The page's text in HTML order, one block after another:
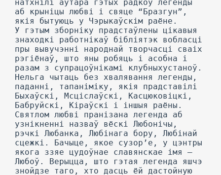
натхнілі аўтара гэтых радкоў легенды
аб крыніцы любві і свяце “Бразгун”,
якія бытуюць у Чэрыкаўскім раёне.
У гэтым зборніку прадстаўлены цікавыя
знаходкі работнікаў бібліятэк вобласці
пры вывучэнні народнай творчасці сваіх
рэгіёнаў, што яны робяць і асобна і
разам з супрацоўнікамі клубныхустаноў.
Нельга чытаць без хвалявання легенды,
паданні, тапаніміку, якія прадставілі
Быхаўскі, Мсціслаўскі, Касцюковіцкі,
Бабруйскі, Кіраўскі і іншыя раёны.
Святлом любві пранізана легенда аб
узнікненні назваў вёскі Любонічы,
рэчкі Любанка, Любінага бору, Любінай
сцежкі. Бачыце, якое сузор’е, у цэнтры
якога ззяе цудоўнае славянскае імя —
Любоў. Верыцца, што гэтая легенда яшчэ
знойдзе таго, хто дасць ёй дастойную